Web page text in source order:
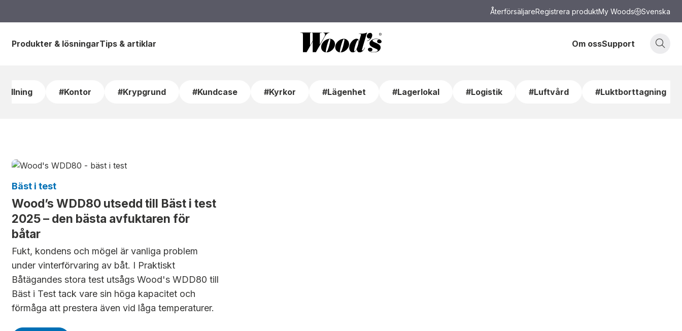
ÅterförsäljareRegistrera produktMy Woods Svenska
Produkter & lösningarTips & artiklar Om ossSupport
#Kontor #Krypgrund #Kundcase #Kyrkor #Lägenhet #Lagerlokal #Logistik #Luftvård #Luktborttagning
Bäst i test
Wood’s WDD80 utsedd till Bäst i test
2025 – den bästa avfuktaren för
båtar
Fukt, kondens och mögel är vanliga problem
under vinterförvaring av båt. I Praktiskt
Båtägandes stora test utsågs Wood's WDD80 till
Bäst i Test tack vare sin höga kapacitet och
förmåga att prestera även vid låga temperaturer.